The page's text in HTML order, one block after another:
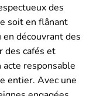
des
soit en flânant
découvrant des
des cafés et
responsable
entier. Avec une